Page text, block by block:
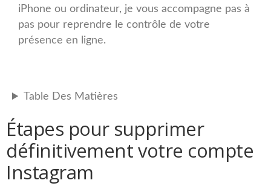
iPhone ou ordinateur, je vous accompagne pas à
pas pour reprendre le contrôle de votre
présence en ligne.
Table Des Matières
Étapes pour supprimer
définitivement votre compte
Instagram